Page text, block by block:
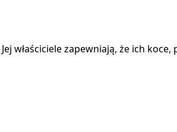
właściciele zapewniają, że ich koce,